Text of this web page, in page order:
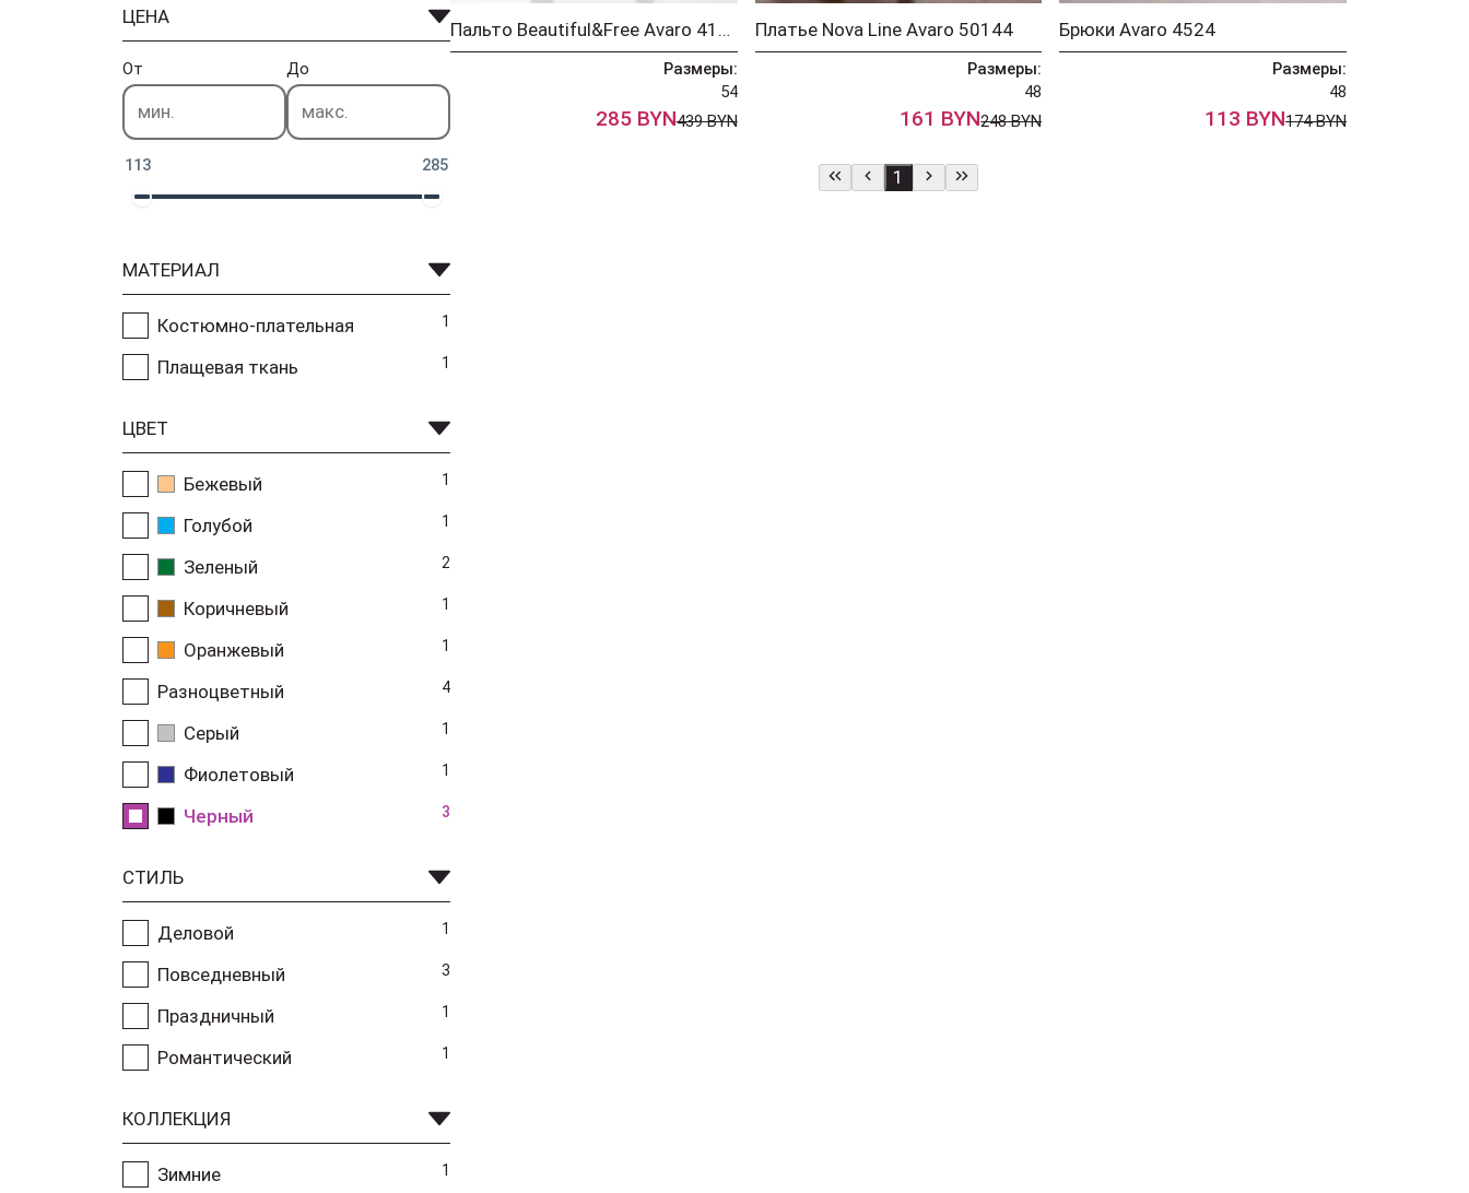
ЦЕНА
От До
113 285
МАТЕРИАЛ
Костюмно-плательная 1
Плащевая ткань 1
ЦВЕТ
Бежевый 1
Голубой 1
Зеленый 2
Коричневый 1
Оранжевый 1
Разноцветный 4
Серый 1
Фиолетовый 1
Черный 3
СТИЛЬ
Деловой 1
Повседневный 3
Праздничный 1
Романтический 1
КОЛЛЕКЦИЯ
Зимние 1
Пальто Beautiful&Free Avaro 4101
Размеры:
54
285 BYN439 BYN
Платье Nova Line Avaro 50144
Размеры:
48
161 BYN248 BYN
Брюки Avaro 4524
Размеры:
48
113 BYN174 BYN
1